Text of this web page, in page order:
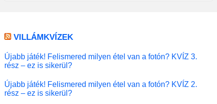
VILLÁMKVÍZEK
Újabb játék! Felismered milyen étel van a fotón? KVÍZ 3.
rész – ez is sikerül?
Újabb játék! Felismered milyen étel van a fotón? KVÍZ 2.
rész – ez is sikerül?